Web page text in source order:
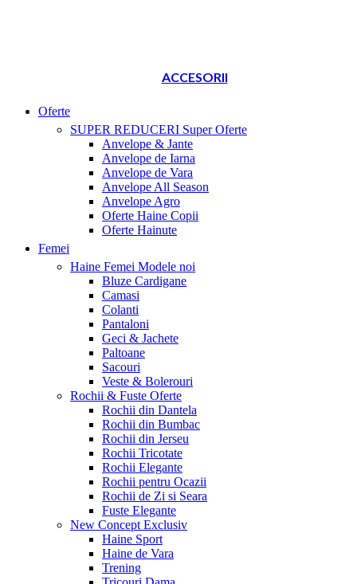
ACCESORII
Oferte
SUPER REDUCERI Super Oferte
Anvelope & Jante
Anvelope de Iarna
Anvelope de Vara
Anvelope All Season
Anvelope Agro
Oferte Haine Copii
Oferte Hainute
Femei
Haine Femei Modele noi
Bluze Cardigane
Camasi
Colanti
Pantaloni
Geci & Jachete
Paltoane
Sacouri
Veste & Bolerouri
Rochii & Fuste Oferte
Rochii din Dantela
Rochii din Bumbac
Rochii din Jerseu
Rochii Tricotate
Rochii Elegante
Rochii pentru Ocazii
Rochii de Zi si Seara
Fuste Elegante
New Concept Exclusiv
Haine Sport
Haine de Vara
Trening